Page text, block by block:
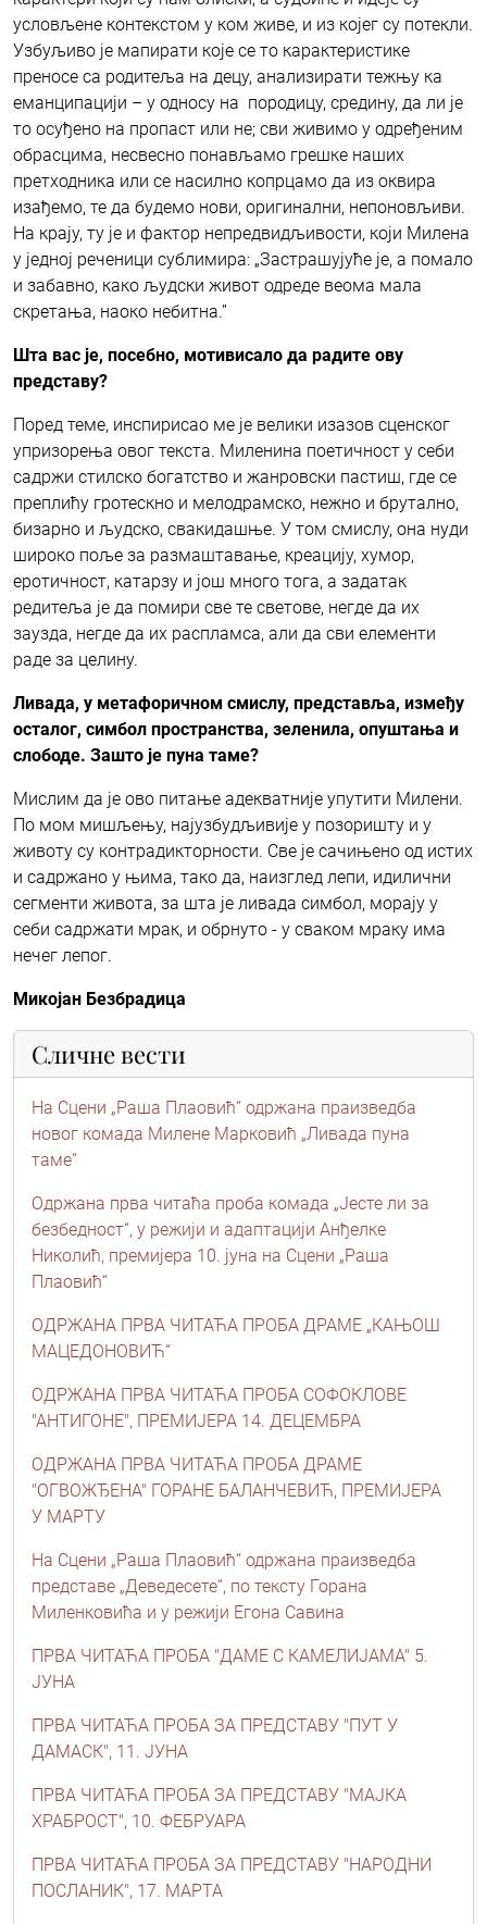
условљене контекстом у ком живе, и из којег су потекли.
Узбуљиво је мапирати које се то карактеристике
преносе са родитеља на децу, анализирати тежњу ка
еманципацији – у односу на породицу, средину, да ли је
то осуђено на пропаст или не; сви живимо у одређеним
обрасцима, несвесно понављамо грешке наших
претходника или се насилно копрцамо да из оквира
изађемо, те да будемо нови, оригинални, непоновљиви.
На крају, ту је и фактор непредвидљивости, који Милена
у једној реченици сублимира: „Застрашујуће је, а помало
и забавно, како људски живот одреде веома мала
скретања, наоко небитна.”
Шта вас је, посебно, мотивисало да радите ову
представу?
Поред теме, инспирисао ме је велики изазов сценског
упризорења овог текста. Миленина поетичност у себи
садржи стилско богатство и жанровски пастиш, где се
преплићу гротескно и мелодрамско, нежно и брутално,
бизарно и људско, свакидашње. У том смислу, она нуди
широко поље за размаштавање, креацију, хумор,
еротичност, катарзу и још много тога, а задатак
редитеља је да помири све те светове, негде да их
заузда, негде да их распламса, али да сви елементи
раде за целину.
Ливада, у метафоричном смислу, представља, између
осталог, симбол пространства, зеленила, опуштања и
слободе. Зашто је пуна таме?
Мислим да је ово питање адекватније упутити Милени.
По мом мишљењу, најузбудљивије у позоришту и у
животу су контрадикторности. Све је сачињено од истих
и садржано у њима, тако да, наизглед лепи, идилични
сегменти живота, за шта је ливада симбол, морају у
себи садржати мрак, и обрнуто - у сваком мраку има
нечег лепог.
Микојан Безбрадица
Сличне вести
На Сцени „Раша Плаовић“ одржана праизведба
новог комада Милене Марковић „Ливада пуна
таме“
Одржана прва читаћа проба комада „Јесте ли за
безбедност“, у режији и адаптацији Анђелке
Николић, премијера 10. јуна на Сцени „Раша
Плаовић“
ОДРЖАНА ПРВА ЧИТАЋА ПРОБА ДРАМЕ „КАЊОШ
МАЦЕДОНОВИЋ“
ОДРЖАНА ПРВА ЧИТАЋА ПРОБА СОФОКЛОВЕ
"АНТИГОНЕ", ПРЕМИЈЕРА 14. ДЕЦЕМБРА
ОДРЖАНА ПРВА ЧИТАЋА ПРОБА ДРАМЕ
"ОГВОЖЂЕНА" ГОРАНЕ БАЛАНЧЕВИЋ, ПРЕМИЈЕРА
У МАРТУ
На Сцени „Раша Плаовић“ одржана праизведба
представе „Деведесете“, по тексту Горана
Миленковића и у режији Егона Савина
ПРВА ЧИТАЋА ПРОБА "ДАМЕ С КАМЕЛИЈАМА" 5.
ЈУНА
ПРВА ЧИТАЋА ПРОБА ЗА ПРЕДСТАВУ "ПУТ У
ДАМАСК", 11. ЈУНА
ПРВА ЧИТАЋА ПРОБА ЗА ПРЕДСТАВУ "МАЈКА
ХРАБРОСТ", 10. ФЕБРУАРА
ПРВА ЧИТАЋА ПРОБА ЗА ПРЕДСТАВУ "НАРОДНИ
ПОСЛАНИК", 17. МАРТА